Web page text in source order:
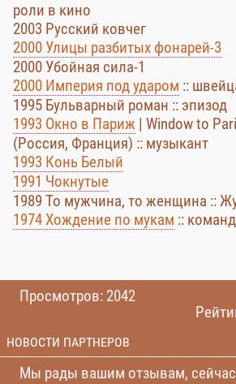
роли в кино
2003 Русский ковчег
2000 Улицы разбитых фонарей-3
2000 Убойная сила-1
2000 Империя под ударом ::
1995 Бульварный роман :: эпизод
1993 Окно в Париж | Window to
(Россия, Франция) :: музыкант
1993 Конь Белый
1991 Чокнутые
1989 То мужчина, то женщина ::
1974 Хождение по мукам ::
Просмотров: 2042
НОВОСТИ ПАРТНЕРОВ
Мы рады вашим отзывам,